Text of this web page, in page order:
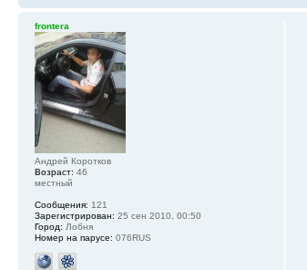
frontera
Андрей Коротков
Возраст: 46
местный
Сообщения: 121
Зарегистрирован: 25 сен 2010, 00:50
Город: Лобня
Номер на парусе: 076RUS